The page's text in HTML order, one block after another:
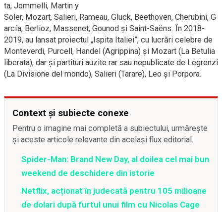
ta, Jommelli, Martin y
Soler, Mozart, Salieri, Rameau, Gluck, Beethoven, Cherubini, G
arcía, Berlioz, Massenet, Gounod și Saint-Saëns. În 2018-
2019, au lansat proiectul „Ispita Italiei”, cu lucrări celebre de
Monteverdi, Purcell, Handel (Agrippina) și Mozart (La Betulia
liberata), dar și partituri auzite rar sau nepublicate de Legrenzi
(La Divisione del mondo), Salieri (Tarare), Leo și Porpora.
Context și subiecte conexe
Pentru o imagine mai completă a subiectului, urmărește
și aceste articole relevante din același flux editorial.
Spider-Man: Brand New Day, al doilea cel mai bun
weekend de deschidere din istorie
Netflix, acționat în judecată pentru 105 milioane
de dolari după furtul unui film cu Nicolas Cage